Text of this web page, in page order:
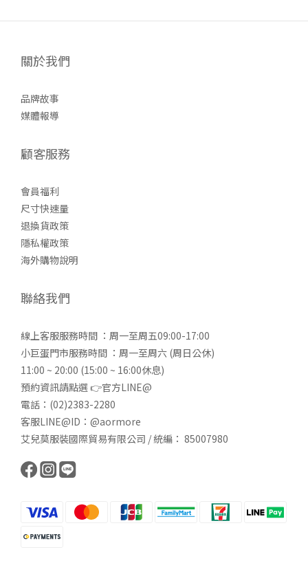
關於我們
品牌故事
媒體報導
顧客服務
會員福利
尺寸快速量
退換貨政策
隱私權政策
海外購物說明
聯絡我們
線上客服服務時間 ：周一至周五09:00-17:00
小巨蛋門市服務時間 ：周一至周六 (周日公休)
11:00 ~ 20:00 (15:00 ~ 16:00休息)
預約資訊請點選 👉官方LINE@
電話：(02)2383-2280
客服LINE@ID：@aormore
艾兒莫服裝國際貿易有限公司 / 統編： 85007980